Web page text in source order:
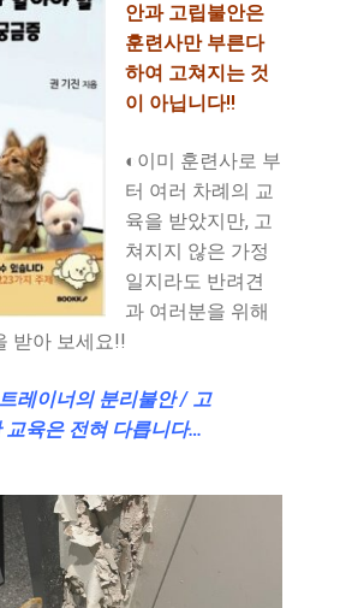
안과 고립불안은
훈련사만 부른다
하여 고쳐지는 것
이 아닙니다!!
◐이미 훈련사로 부
터 여러 차례의 교
육을 받았지만, 고
쳐지지 않은 가정
일지라도 반려견
과 여러분을 위해
받아 보세요!!
레이너의 분리불안 / 고
교육은 전혀 다릅니다…